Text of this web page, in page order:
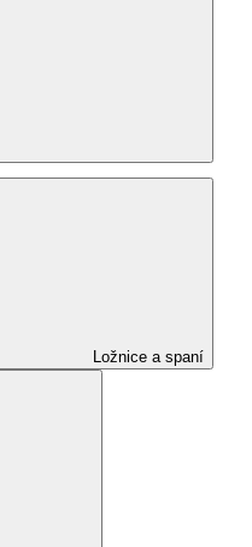
Ložnice a spaní